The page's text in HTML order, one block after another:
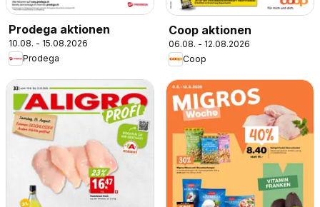
Prodega aktionen
10.08. - 15.08.2026
Prodega
Coop aktionen
06.08. - 12.08.2026
Coop